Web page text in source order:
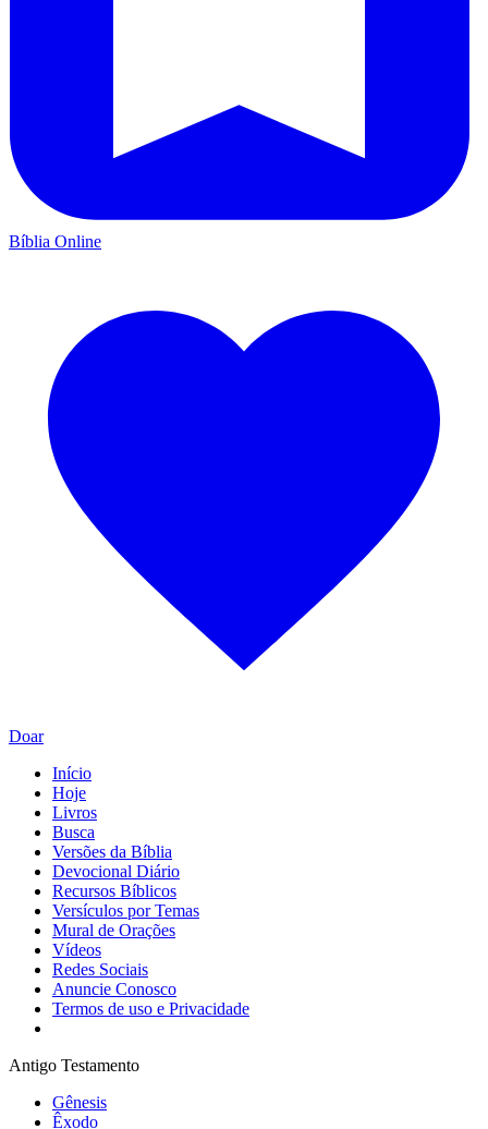
Bíblia Online
Doar
Início
Hoje
Livros
Busca
Versões da Bíblia
Devocional Diário
Recursos Bíblicos
Versículos por Temas
Mural de Orações
Vídeos
Redes Sociais
Anuncie Conosco
Termos de uso e Privacidade
Antigo Testamento
Gênesis
Êxodo